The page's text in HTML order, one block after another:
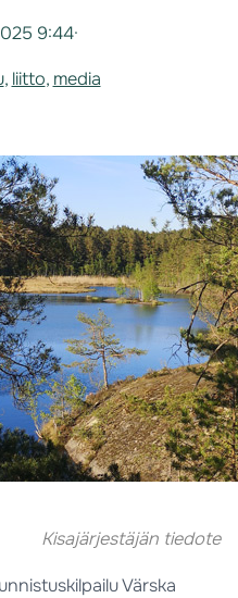
9:44·
, liitto, media
Kisajärjestäjän tiedote
Värska